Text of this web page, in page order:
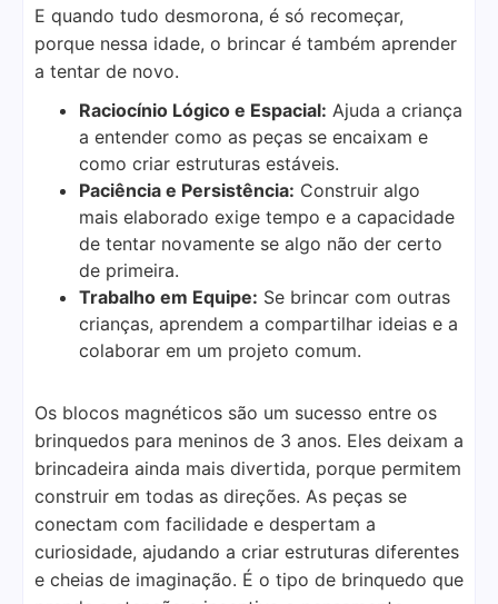
E quando tudo desmorona, é só recomeçar,
porque nessa idade, o brincar é também aprender
a tentar de novo.
Raciocínio Lógico e Espacial: Ajuda a criança
a entender como as peças se encaixam e
como criar estruturas estáveis.
Paciência e Persistência: Construir algo
mais elaborado exige tempo e a capacidade
de tentar novamente se algo não der certo
de primeira.
Trabalho em Equipe: Se brincar com outras
crianças, aprendem a compartilhar ideias e a
colaborar em um projeto comum.
Os blocos magnéticos são um sucesso entre os
brinquedos para meninos de 3 anos. Eles deixam a
brincadeira ainda mais divertida, porque permitem
construir em todas as direções. As peças se
conectam com facilidade e despertam a
curiosidade, ajudando a criar estruturas diferentes
e cheias de imaginação. É o tipo de brinquedo que